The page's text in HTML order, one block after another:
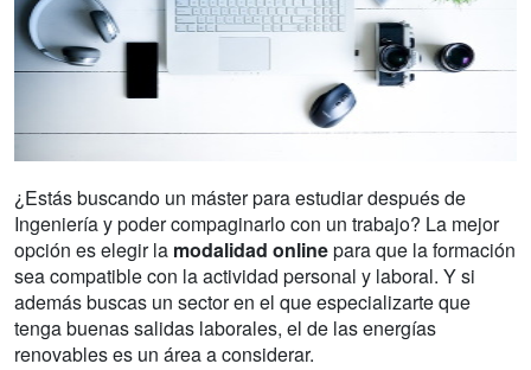
¿Estás buscando un máster para estudiar después de
Ingeniería y poder compaginarlo con un trabajo? La mejor
opción es elegir la modalidad onlinepara que la formación
sea compatible con la actividad personal y laboral. Y si
además buscas un sector en el que especializarte que
tenga buenas salidas laborales, el de las energías
renovables es un área a considerar.